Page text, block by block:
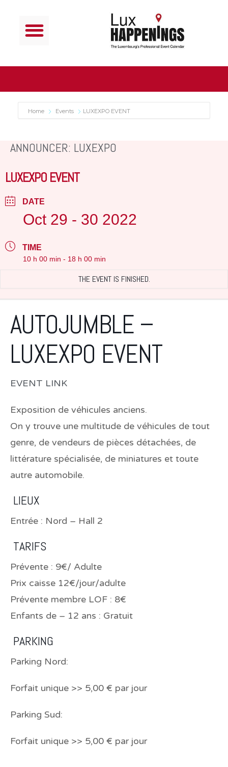
Home Events LUXEXPO EVENT
ANNOUNCER: LUXEXPO
LUXEXPO EVENT
DATE
Oct 29 - 30 2022
TIME
10 h 00 min - 18 h 00 min
THE EVENT IS FINISHED.
AUTOJUMBLE –
LUXEXPO EVENT
EVENT LINK
Exposition de véhicules anciens.
On y trouve une multitude de véhicules de tout
genre, de vendeurs de pièces détachées, de
littérature spécialisée, de miniatures et toute
autre automobile.
LIEUX
Entrée : Nord – Hall 2
TARIFS
Prévente : 9€/ Adulte
Prix caisse 12€/jour/adulte
Prévente membre LOF : 8€
Enfants de – 12 ans : Gratuit
PARKING
Parking Nord:
Forfait unique >> 5,00 € par jour
Parking Sud:
Forfait unique >> 5,00 € par jour